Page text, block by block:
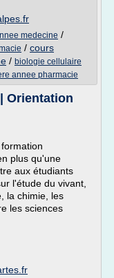
medecine /
/ cours
/ biologie cellulaire
annee pharmacie
Orientation
plus qu'une
aux étudiants
l'étude du vivant,
la chimie, les
les sciences